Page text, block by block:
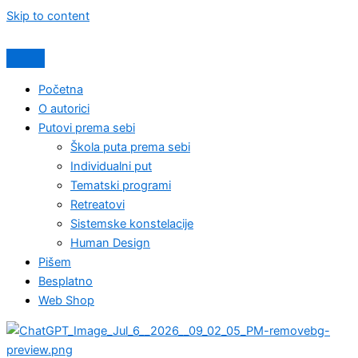
Skip to content
Početna
O autorici
Putovi prema sebi
Škola puta prema sebi
Individualni put
Tematski programi
Retreatovi
Sistemske konstelacije
Human Design
Pišem
Besplatno
Web Shop